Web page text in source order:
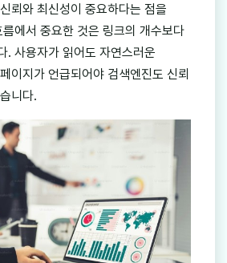
뢰와 최신성이 중요하다는 점을
에서 중요한 것은 링크의 개수보다
. 사용자가 읽어도 자연스러운
이지가 언급되어야 검색엔진도 신뢰
니다.